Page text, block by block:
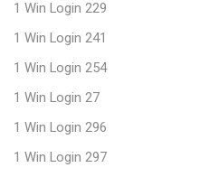
1 Win Login 229
1 Win Login 241
1 Win Login 254
1 Win Login 27
1 Win Login 296
1 Win Login 297